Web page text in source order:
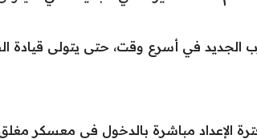
في أسرع وقت، حتى يتولى قيادة
الإعداد مباشرة بالدخول في معسكر